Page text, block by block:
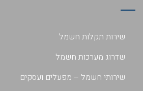
שירות תקלות חשמל
שדרוג מערכות חשמל
שירותי חשמל – מפעלים ועסקים